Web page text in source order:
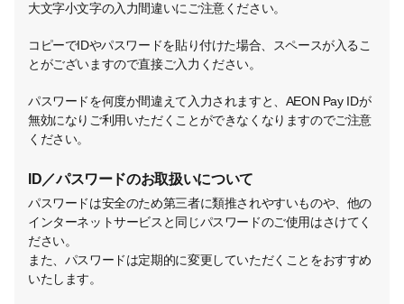
大文字小文字の入力間違いにご注意ください。
コピーでIDやパスワードを貼り付けた場合、スペースが入るこ
とがございますので直接ご入力ください。
パスワードを何度か間違えて入力されますと、AEON Pay IDが
無効になりご利用いただくことができなくなりますのでご注意
ください。
ID／パスワードのお取扱いについて
パスワードは安全のため第三者に類推されやすいものや、他の
インターネットサービスと同じパスワードのご使用はさけてく
ださい。
また、パスワードは定期的に変更していただくことをおすすめ
いたします。